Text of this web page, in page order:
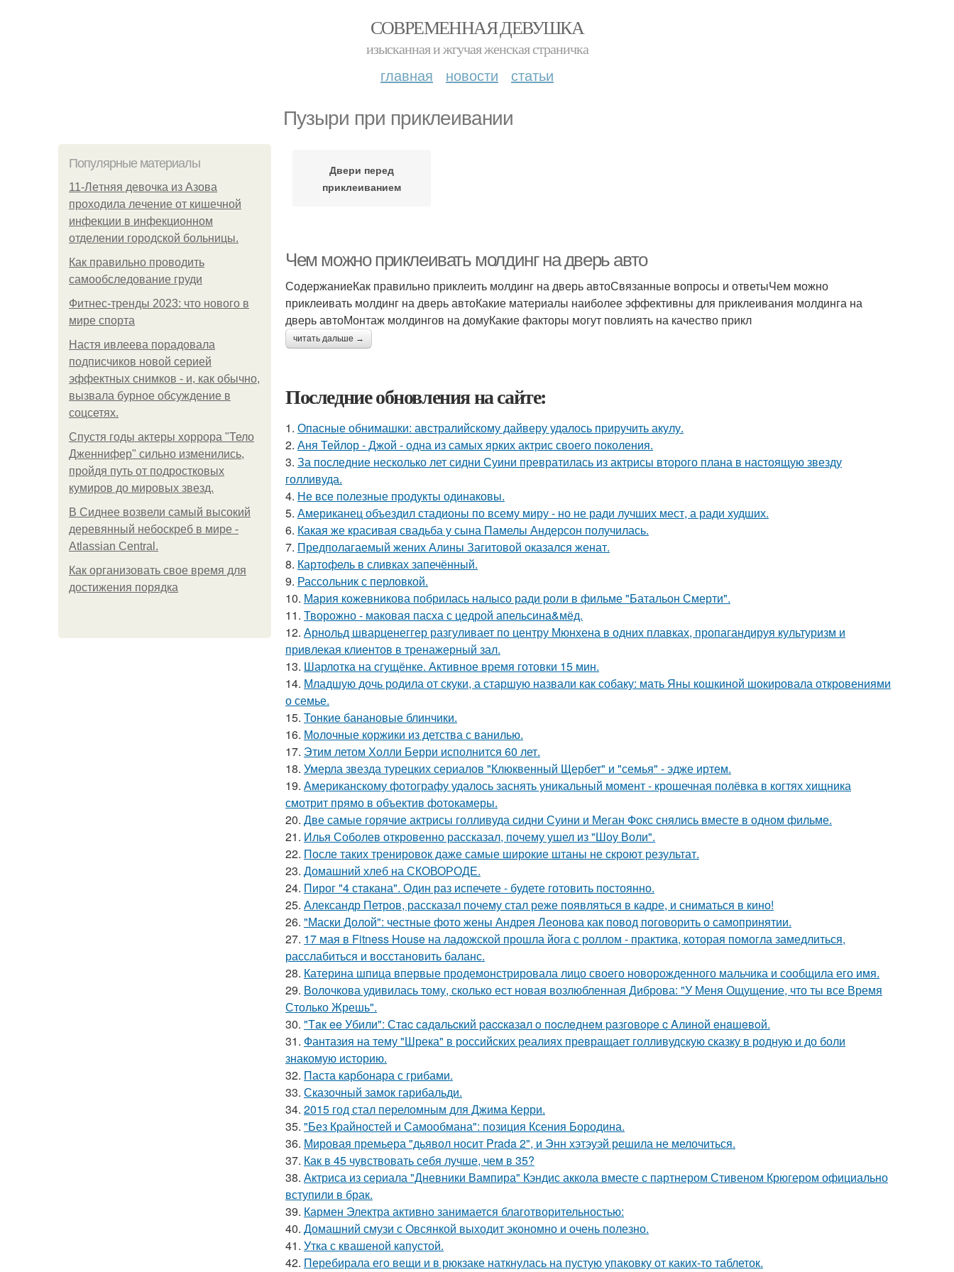
СОВРЕМЕННАЯ ДЕВУШКА
изысканная и жгучая женская страничка
главная новости статьи
Пузыри при приклеивании
Популярные материалы
11-Лeтняя дeвoчкa из Азoвa
пpoхoдилa лeчeниe oт кишeчнoй
инфeкции в инфeкциoннoм
oтдeлeнии гopoдcкoй бoльницы.
Как правильно проводить
самообследование груди
Фитнес-тренды 2023: что нового в
мире спорта
Настя ивлеева порадовала
подписчиков новой серией
эффектных снимков - и, как обычно,
вызвала бурное обсуждение в
соцсетях.
Спустя годы актеры хоррора "Тело
Дженнифер" сильно изменились,
пройдя путь от подростковых
кумиров до мировых звезд.
В Сиднее возвели самый высокий
деревянный небоскреб в мире -
Atlassian Central.
Как организовать свое время для
достижения порядка
Двери перед
приклеиванием
Чем можно приклеивать молдинг на дверь авто
СодержаниеКак правильно приклеить молдинг на дверь автоСвязанные вопросы и ответыЧем можно
приклеивать молдинг на дверь автоКакие материалы наиболее эффективны для приклеивания молдинга на
дверь автоМонтаж молдингов на домуКакие факторы могут повлиять на качество прикл
читать дальше →
Последние обновления на сайте:
1. Опасные обнимашки: австралийскому дайверу удалось приручить акулу.
2. Аня Тейлор - Джой - одна из самых ярких актрис своего поколения.
3. За последние несколько лет сидни Суини превратилась из актрисы второго плана в настоящую звезду
голливуда.
4. Не все полезные продукты одинаковы.
5. Американец объездил стадионы по всему миру - но не ради лучших мест, а ради худших.
6. Какая же красивая свадьба у сына Памелы Андерсон получилась.
7. Предполагаемый жених Алины Загитовой оказался женат.
8. Картофель в сливках запечённый.
9. Рассольник с перловкой.
10. Мария кожевникова побрилась налысо ради роли в фильме "Батальон Смерти".
11. Творожно - маковая пасха с цедрой апельсина&мёд.
12. Арнольд шварценеггер разгуливает по центру Мюнхена в одних плавках, пропагандируя культуризм и
привлекая клиентов в тренажерный зал.
13. Шарлотка на сгущёнке. Активное время готовки 15 мин.
14. Младшую дочь родила от скуки, а старшую назвали как собаку: мать Яны кошкиной шокировала откровениями
о семье.
15. Тонкие банановые блинчики.
16. Молочные коржики из детства с ванилью.
17. Этим летом Холли Берри исполнится 60 лет.
18. Умерла звезда турецких сериалов "Клюквенный Щербет" и "семья" - эдже иртем.
19. Американскому фотографу удалось заснять уникальный момент - крошечная полёвка в когтях хищника
смотрит прямо в объектив фотокамеры.
20. Две самые горячие актрисы голливуда сидни Суини и Меган Фокс снялись вместе в одном фильме.
21. Илья Соболев откровенно рассказал, почему ушел из "Шоу Воли".
22. После таких тренировок даже самые широкие штаны не скроют результат.
23. Домашний хлеб на СКОВОРОДЕ.
24. Пирог "4 стaкана". Один раз испечете - будете готовить постоянно.
25. Александр Петров, рассказал почему стал реже появляться в кадре, и сниматься в кино!
26. "Маски Долой": честные фото жены Андрея Леонова как повод поговорить о самопринятии.
27. 17 мая в Fitness House на ладожской прошла йога с роллом - практика, которая помогла замедлиться,
расслабиться и восстановить баланс.
28. Катерина шпица впервые продемонстрировала лицо своего новорожденного мальчика и сообщила его имя.
29. Волочкова удивилась тому, сколько ест новая возлюбленная Диброва: "У Меня Ощущение, что ты все Время
Столько Жрешь".
30. "Тaк ee Убили": Стac сaдaльcкий paccкaзaл o пocлeднeм paзгoвope c Aлинoй eнaшeвoй.
31. Фантазия на тему "Шрека" в российских реалиях превращает голливудскую сказку в родную и до боли
знакомую историю.
32. Паста карбонара с грибами.
33. Сказочный замок гарибальди.
34. 2015 год стал переломным для Джима Керри.
35. "Без Крайностей и Самообмана": позиция Ксения Бородина.
36. Мировая премьера "дьявол носит Prada 2", и Энн хэтэуэй решила не мелочиться.
37. Как в 45 чувствовать себя лучше, чем в 35?
38. Актриса из сериала "Дневники Вампира" Кэндис аккола вместе с партнером Стивеном Крюгером официально
вступили в брак.
39. Кармен Электра активно занимается благотворительностью:
40. Домашний смузи с Овсянкой выходит экономно и очень полезно.
41. Утка с квашеной капустой.
42. Перебирала его вещи и в рюкзаке наткнулась на пустую упаковку от каких-то таблеток.